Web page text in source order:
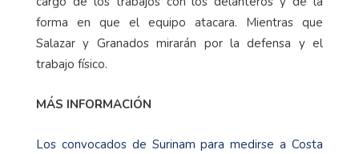
forma en que el equipo atacara. Mientras que
Salazar y Granados mirarán por la defensa y el
trabajo físico.
MÁS INFORMACIÓN
Los convocados de Surinam para medirse a Costa